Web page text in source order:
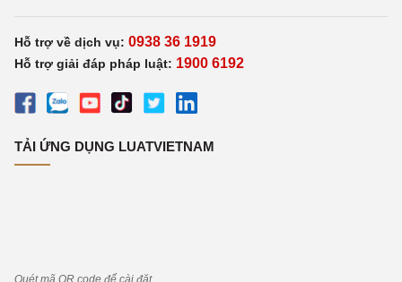
Hỗ trợ về dịch vụ: 0938 36 1919
Hỗ trợ giải đáp pháp luật: 1900 6192
TẢI ỨNG DỤNG LUATVIETNAM
Quét mã QR code để cài đặt